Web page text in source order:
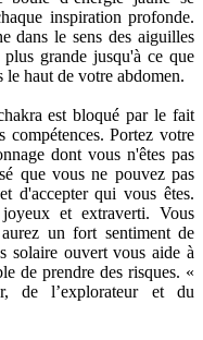
inspiration profonde.
dans le sens des aiguilles
grande jusqu'à ce que
le haut de votre abdomen.
est bloqué par le fait
compétences. Portez votre
dont vous n'êtes pas
que vous ne pouvez pas
d'accepter qui vous êtes.
et extraverti. Vous
un fort sentiment de
solaire ouvert vous aide à
de prendre des risques. «
de l’explorateur et du